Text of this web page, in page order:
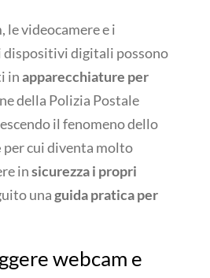
le videocamere e i
digitali possono
inapparecchiature per
della Polizia Postale
il fenomeno dello
per cui diventa molto
insicurezza i propri
unaguida pratica per
webcam e